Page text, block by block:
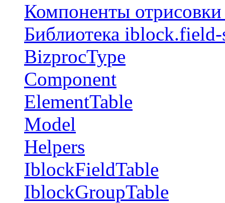
Компоненты отрисовки
Библиотека
BizprocType
Component
ElementTable
Model
Helpers
IblockFieldTable
IblockGroupTable